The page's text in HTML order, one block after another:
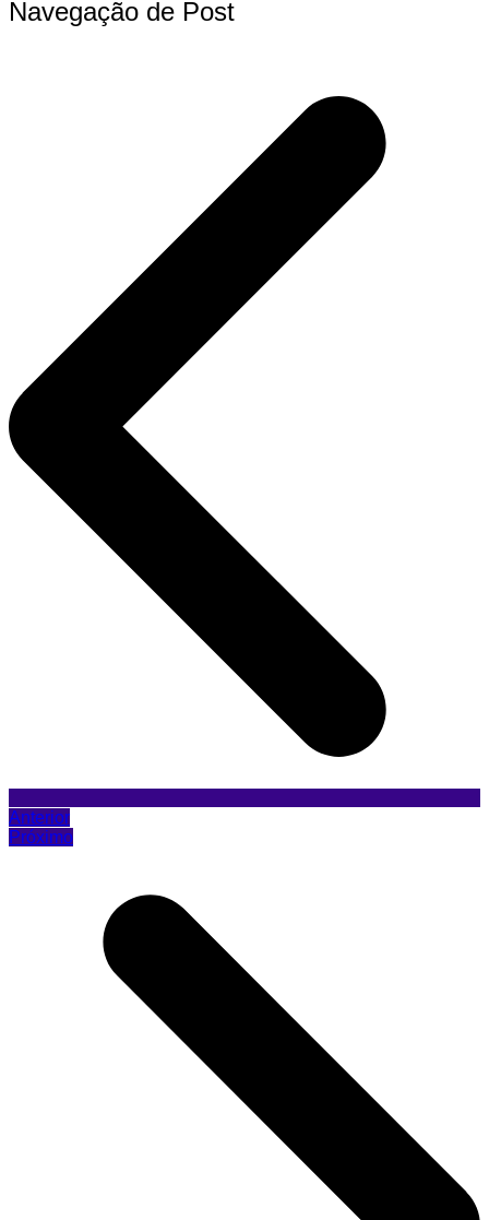
Navegação de Post
Anterior
Próximo